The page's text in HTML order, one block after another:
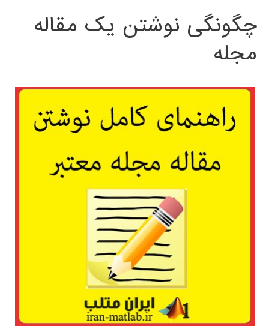
چگونگی نوشتن یک مقاله
مجله